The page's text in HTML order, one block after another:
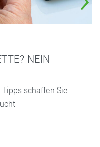
NEIN
schaffen Sie